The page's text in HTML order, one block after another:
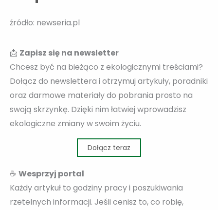
źródło: newseria.pl
📩 Zapisz się na newsletter
Chcesz być na bieżąco z ekologicznymi treściami?
Dołącz do newslettera i otrzymuj artykuły, poradniki
oraz darmowe materiały do pobrania prosto na
swoją skrzynkę. Dzięki nim łatwiej wprowadzisz
ekologiczne zmiany w swoim życiu.
Dołącz teraz
☕ Wesprzyj portal
Każdy artykuł to godziny pracy i poszukiwania
rzetelnych informacji. Jeśli cenisz to, co robię,